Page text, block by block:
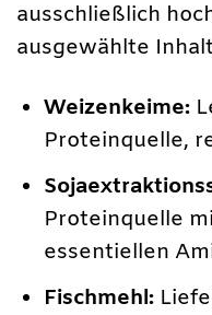
ausschließlich
ausgewählte
Weizenkeime:
Proteinquelle,
Proteinquelle
essentiellen
Fischmehl: